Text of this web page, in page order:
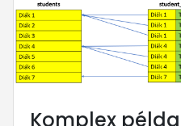
Komplex